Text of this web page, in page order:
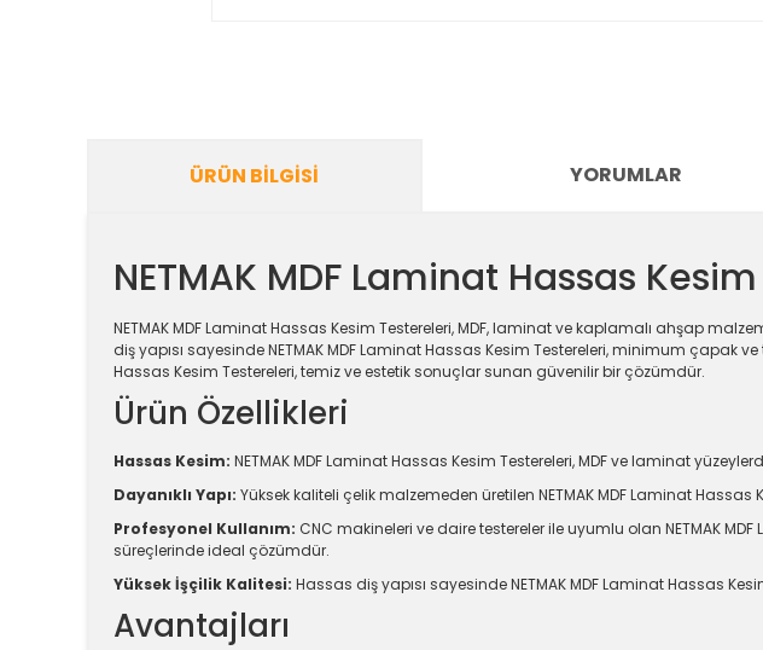
ÜRÜN BILGISI YORUMLAR
NETMAK MDF Laminat Hassas
NETMAK MDF Laminat Hassas Kesim Testereleri, MDF, laminat ve kaplamalı ahşap
diş yapısı sayesinde NETMAK MDF Laminat Hassas Kesim Testereleri, minimum çapak
Hassas Kesim Testereleri, temiz ve estetik sonuçlar sunan güvenilir bir çözümdür.
Ürün Özellikleri
Hassas Kesim: NETMAK MDF Laminat Hassas Kesim Testereleri, MDF ve laminat
Dayanıklı Yapı: Yüksek kaliteli çelik malzemeden üretilen NETMAK MDF Laminat
Profesyonel Kullanım: CNC makineleri ve daire testereler ile uyumlu olan NETMAK
süreçlerinde ideal çözümdür.
Yüksek İşçilik Kalitesi: Hassas diş yapısı sayesinde NETMAK MDF Laminat Hassas
Avantajları